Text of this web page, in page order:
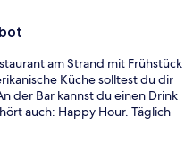
am Strand mit Frühstück
Küche solltest du dir
der Bar kannst du einen Drink
auch: Happy Hour. Täglich